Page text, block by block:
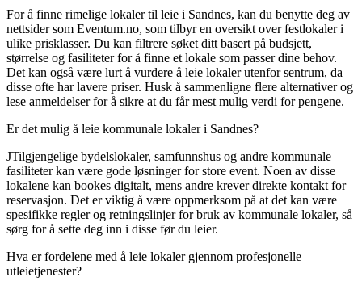
For å finne rimelige lokaler til leie i Sandnes, kan du benytte deg av
nettsider som Eventum.no, som tilbyr en oversikt over festlokaler i
ulike prisklasser. Du kan filtrere søket ditt basert på budsjett,
størrelse og fasiliteter for å finne et lokale som passer dine behov.
Det kan også være lurt å vurdere å leie lokaler utenfor sentrum, da
disse ofte har lavere priser. Husk å sammenligne flere alternativer og
lese anmeldelser for å sikre at du får mest mulig verdi for pengene.
Er det mulig å leie kommunale lokaler i Sandnes?
JTilgjengelige bydelslokaler, samfunnshus og andre kommunale
fasiliteter kan være gode løsninger for store event. Noen av disse
lokalene kan bookes digitalt, mens andre krever direkte kontakt for
reservasjon. Det er viktig å være oppmerksom på at det kan være
spesifikke regler og retningslinjer for bruk av kommunale lokaler, så
sørg for å sette deg inn i disse før du leier.
Hva er fordelene med å leie lokaler gjennom profesjonelle
utleietjenester?